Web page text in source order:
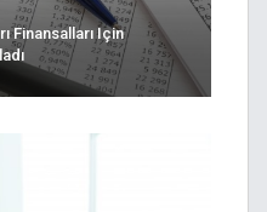
Finansalları Için